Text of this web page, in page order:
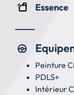
Essence
Peinture
PDLS+
Intérieur